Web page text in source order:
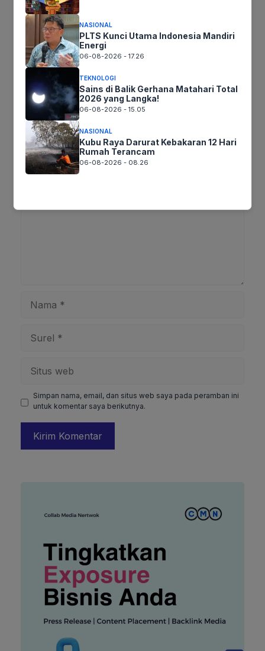
Terima Kasih
Tags:
Ikuti kami :
Tinggalkan komentar
Komentar
web
Simpan nama, email, dan situs web saya pada peramban ini
untuk komentar saya berikutnya.
NASIONAL
PLTS Kunci Utama Indonesia Mandiri
Energi
06-08-2026 - 17.26
TEKNOLOGI
Sains di Balik Gerhana Matahari Total
2026 yang Langka!
06-08-2026 - 15.05
NASIONAL
Kubu Raya Darurat Kebakaran 12 Hari
Rumah Terancam
06-08-2026 - 08.26